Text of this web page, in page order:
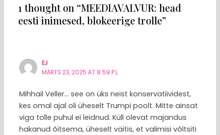
1 thought on “MEEDIAVALVUR: head
eesti inimesed, blokeerige trolle”
EJ
MÄRTS 23, 2025 AT 8:59 P.L.
Mihhail Veller… see on üks neist konservatiividest,
kes omal ajal oli üheselt Trumpi poolt. Mitte ainsat
viga tolle puhul ei leidnud. Küll olevat majandus
hakanud õitsema, üheselt väitis, et valimisi võltsiti